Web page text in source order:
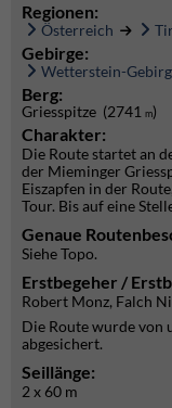
Regionen:
Österreich
Gebirge:
Wetterstein-
Berg:
Griesspitze (2741 m)
Charakter:
Die Route startet an
der Mieminger
Eiszapfen in der
Tour. Bis auf eine
Genaue
Siehe Topo.
Erstbegeher /
Robert Monz, Falch
Die Route wurde von
abgesichert.
Seillänge:
2 x 60 m